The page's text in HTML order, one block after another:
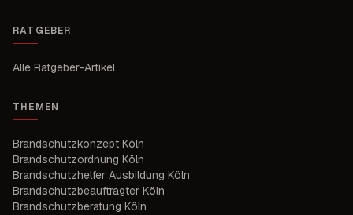
RATGEBER
Alle Ratgeber-Artikel
THEMEN
Brandschutzkonzept Köln
Brandschutzordnung Köln
Brandschutzhelfer Ausbildung Köln
Brandschutzbeauftragter Köln
Brandschutzberatung Köln